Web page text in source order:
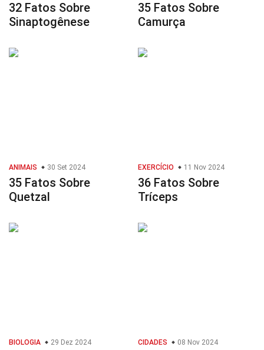
32 Fatos Sobre
Sinaptogênese
35 Fatos Sobre
Camurça
ANIMAIS 30 Set 2024
35 Fatos Sobre
Quetzal
EXERCÍCIO 11 Nov 2024
36 Fatos Sobre
Tríceps
BIOLOGIA 29 Dez 2024 CIDADES 08 Nov 2024